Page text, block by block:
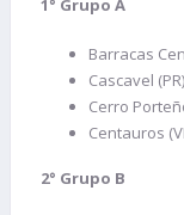
1° Grupo A
Barracas
Cascavel (PR)
Cerro
Centauros
2° Grupo B